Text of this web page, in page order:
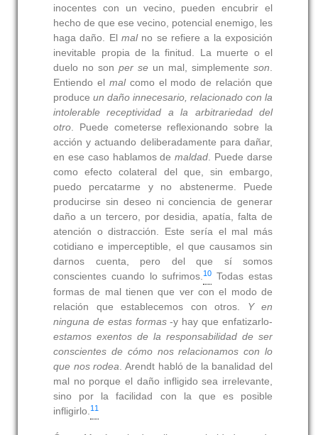
inocentes con un vecino, pueden encubrir el
hecho de que ese vecino, potencial enemigo, les
haga daño. Elmalno se refiere a la exposición
inevitable propia de la finitud. La muerte o el
duelo no sonper se un mal, simplementeson.
Entiendo el malcomo el modo de relación que
produceun daño innecesario, relacionado con la
intolerable receptividad a la arbitrariedad del
otro. Puede cometerse reflexionando sobre la
acción y actuando deliberadamente para dañar,
en ese caso hablamos demaldad. Puede darse
como efecto colateral del que, sin embargo,
puedo percatarme y no abstenerme. Puede
producirse sin deseo ni conciencia de generar
daño a un tercero, por desidia, apatía, falta de
atención o distracción. Este sería el mal más
cotidiano e imperceptible, el que causamos sin
darnos cuenta, pero del que sí somos
conscientes cuando lo sufrimos.10 Todas estas
formas de mal tienen que ver con el modo de
relación que establecemos con otros. Y en
ninguna de estas formas-y hay que enfatizarlo-
estamos exentos de la responsabilidad de ser
conscientes de cómo nos relacionamos con lo
que nos rodea. Arendt habló de la banalidad del
mal no porque el daño infligido sea irrelevante,
sino por la facilidad con la que es posible
infligirlo.11